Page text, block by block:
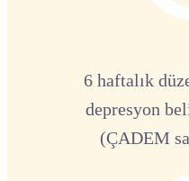
6 haftalık
depresyon
(ÇADEM